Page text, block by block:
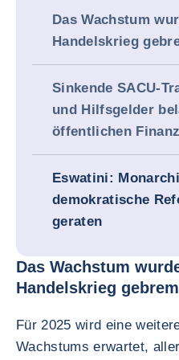
Das Wachstum
Handelskrieg
Sinkende SACU-
und Hilfsgelder
öffentlichen
Eswatini:
demokratische
geraten
Das Wachstum
Handelskrieg
Für 2025 wird eine
Wachstums erwartet,